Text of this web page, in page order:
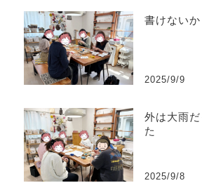
書けない
2025/9/9
外は大雨
た
2025/9/8